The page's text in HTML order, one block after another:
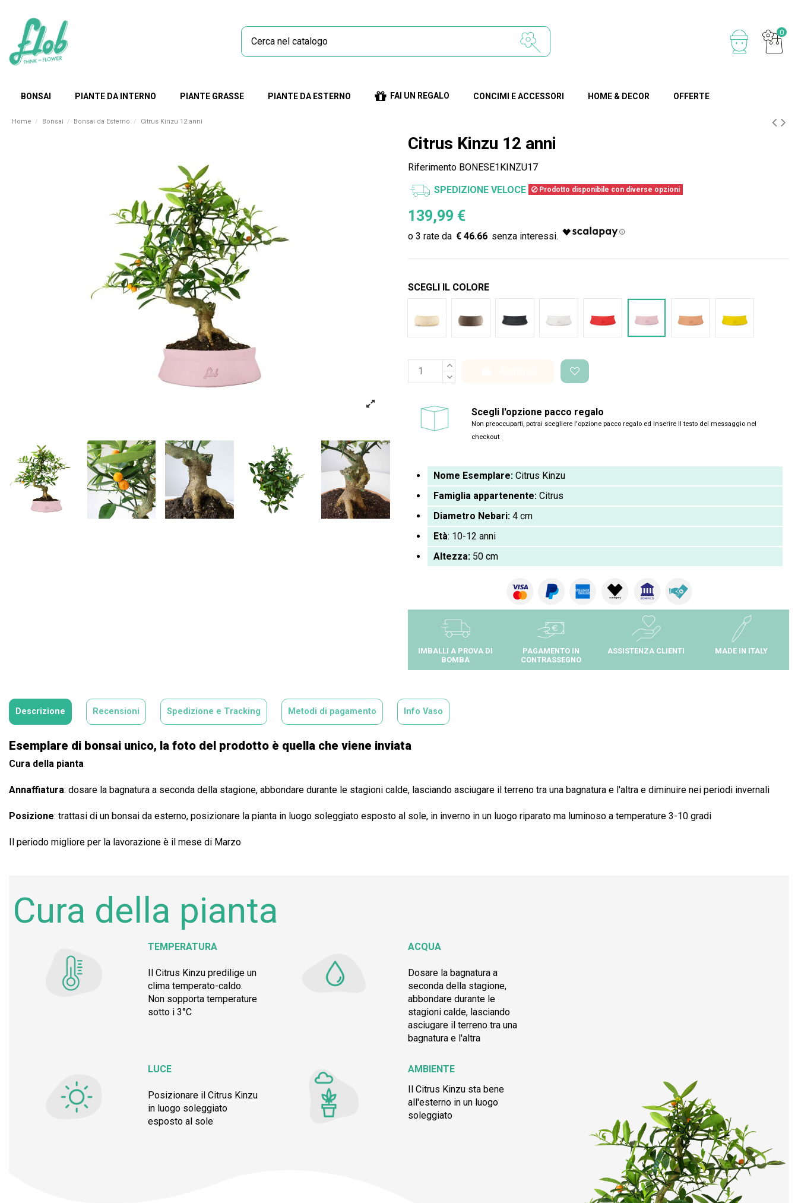
0
BONSAI PIANTE DA INTERNO PIANTE GRASSE PIANTE DA ESTERNO FAI UN REGALO CONCIMI E ACCESSORI HOME & DECOR OFFERTE
Home Bonsai Bonsai da Esterno Citrus Kinzu 12 anni
Citrus Kinzu 12 anni
Riferimento BONESE1KINZU17
SPEDIZIONE VELOCE Prodotto disponibile con diverse opzioni
139,99 €
€ 46.66
SCEGLI IL COLORE
Scegli l'opzione pacco regalo
Non preoccuparti, potrai scegliere l'opzione pacco regalo ed inserire il testo del messaggio nel
checkout
Nome Esemplare: Citrus Kinzu
Famiglia appartenente: Citrus
Diametro Nebari: 4 cm
Età: 10-12 anni
Altezza: 50 cm
IMBALLI A PROVA DI
BOMBA
PAGAMENTO IN
CONTRASSEGNO
ASSISTENZA CLIENTI MADE IN ITALY
Descrizione Recensioni Spedizione e Tracking Metodi di pagamento Info Vaso
Esemplare di bonsai unico, la foto del prodotto è quella che viene inviata
Cura della pianta
Annaffiatura: dosare la bagnatura a seconda della stagione, abbondare durante le stagioni calde, lasciando asciugare il terreno tra una bagnatura e l'altra e diminuire nei periodi invernali
Posizione: trattasi di un bonsai da esterno, posizionare la pianta in luogo soleggiato esposto al sole, in inverno in un luogo riparato ma luminoso a temperature 3-10 gradi
Il periodo migliore per la lavorazione è il mese di Marzo
Cura della pianta
TEMPERATURA
Il Citrus Kinzu predilige un
clima temperato-caldo.
Non sopporta temperature
sotto i 3°C
ACQUA
Dosare la bagnatura a
seconda della stagione,
abbondare durante le
stagioni calde, lasciando
asciugare il terreno tra una
bagnatura e l'altra
LUCE
Posizionare il Citrus Kinzu
in luogo soleggiato
esposto al sole
AMBIENTE
Il Citrus Kinzu sta bene
all'esterno in un luogo
soleggiato